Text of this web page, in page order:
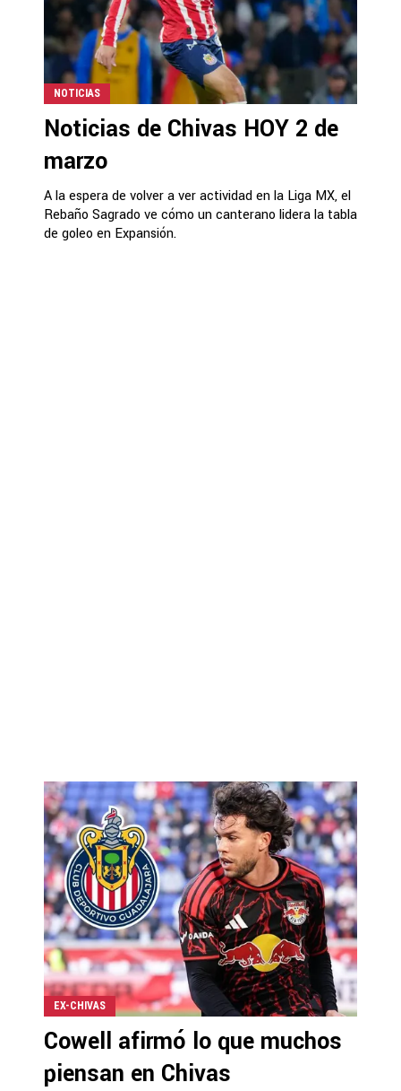
NOTICIAS
Noticias de Chivas HOY 2 de
marzo
A la espera de volver a ver actividad en la Liga MX, el
Rebaño Sagrado ve cómo un canterano lidera la tabla
de goleo en Expansión.
EX-CHIVAS
Cowell afirmó lo que muchos
piensan en Chivas